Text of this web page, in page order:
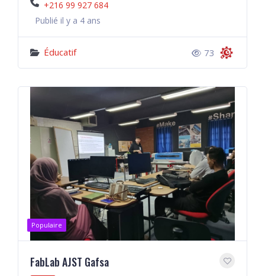
+216 99 927 684
Publié il y a 4 ans
Éducatif 73
Populaire
FabLab AJST Gafsa